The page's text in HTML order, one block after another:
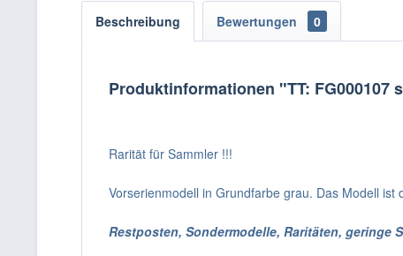
Beschreibung Bewertungen 0
Produktinformationen "TT: FG000107
Rarität für Sammler !!!
Vorserienmodell in Grundfarbe grau. Das Modell
Restposten, Sondermodelle, Raritäten, geringe